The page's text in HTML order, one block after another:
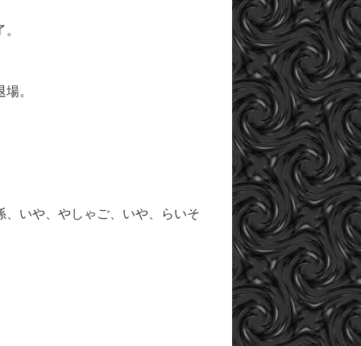
。
場。
いや、やしゃご、いや、らいそ